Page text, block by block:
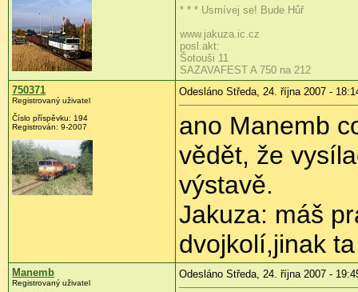
* * * Usmívej se! Bude Hůř
www.jakuza.ic.cz
posl.akt:
Šotouši 11
SAZAVAFEST A 750 na 212
750371
Registrovaný uživatel
Číslo příspěvku: 194
Registrován: 9-2007
Odesláno Středa, 24. října 2007 -
ano Manemb
vědět, že
výstavě.
Jakuza: máš
dvojkolí,jinak
Manemb
Registrovaný uživatel
Odesláno Středa, 24. října 2007 -